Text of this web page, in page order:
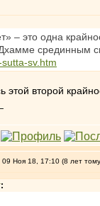
– это одна
Дхамме срединным
sv.htm
этой второй
Ноя 18, 17:10 (8 лет
: